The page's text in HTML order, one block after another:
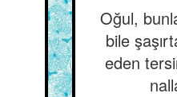
Oğul,
bile
eden